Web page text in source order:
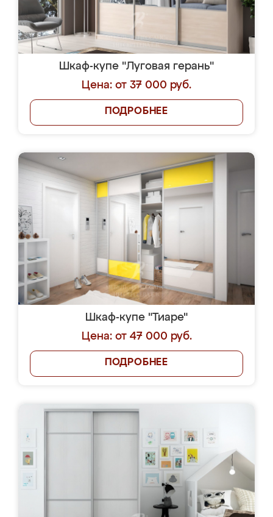
Шкаф-купе "Луговая герань"
Цена: от 37 000 руб.
ПОДРОБНЕЕ
Шкаф-купе "Тиаре"
Цена: от 47 000 руб.
ПОДРОБНЕЕ